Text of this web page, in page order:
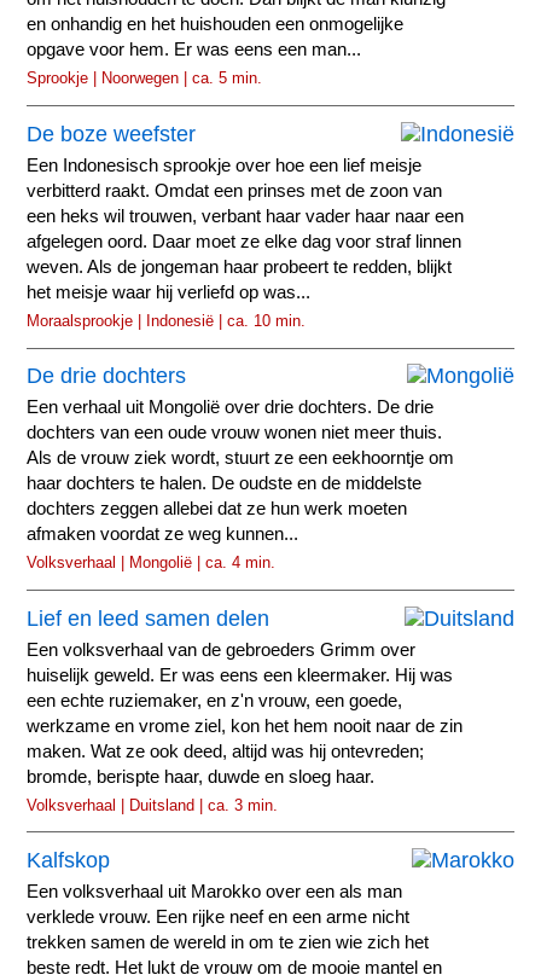
en onhandig en het huishouden een onmogelijke
opgave voor hem. Er was eens een man...
Sprookje | Noorwegen | ca. 5 min.
De boze weefster
Een Indonesisch sprookje over hoe een lief meisje
verbitterd raakt. Omdat een prinses met de zoon van
een heks wil trouwen, verbant haar vader haar naar een
afgelegen oord. Daar moet ze elke dag voor straf linnen
weven. Als de jongeman haar probeert te redden, blijkt
het meisje waar hij verliefd op was...
Moraalsprookje | Indonesië | ca. 10 min.
De drie dochters
Een verhaal uit Mongolië over drie dochters. De drie
dochters van een oude vrouw wonen niet meer thuis.
Als de vrouw ziek wordt, stuurt ze een eekhoorntje om
haar dochters te halen. De oudste en de middelste
dochters zeggen allebei dat ze hun werk moeten
afmaken voordat ze weg kunnen...
Volksverhaal | Mongolië | ca. 4 min.
Lief en leed samen delen
Een volksverhaal van de gebroeders Grimm over
huiselijk geweld. Er was eens een kleermaker. Hij was
een echte ruziemaker, en z'n vrouw, een goede,
werkzame en vrome ziel, kon het hem nooit naar de zin
maken. Wat ze ook deed, altijd was hij ontevreden;
bromde, berispte haar, duwde en sloeg haar.
Volksverhaal | Duitsland | ca. 3 min.
Kalfskop
Een volksverhaal uit Marokko over een als man
verklede vrouw. Een rijke neef en een arme nicht
trekken samen de wereld in om te zien wie zich het
beste redt. Het lukt de vrouw om de mooie mantel en